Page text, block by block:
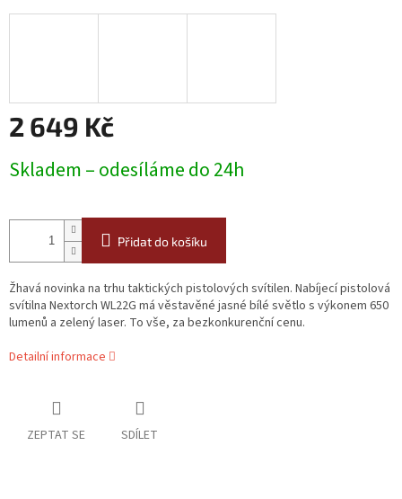
2 649 Kč
cena:
Skladem – odesíláme do 24h
Přidat do košíku
Žhavá novinka na trhu taktických pistolových svítilen. Nabíjecí pistolová
svítilna Nextorch WL22G má věstavěné jasné bílé světlo s výkonem 650
lumenů a zelený laser. To vše, za bezkonkurenční cenu.
Detailní informace
ZEPTAT SE SDÍLET